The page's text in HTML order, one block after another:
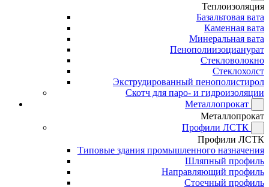
Теплоизоляция
Базальтовая вата
Каменная вата
Минеральная вата
Пенополиизоцианурат
Стекловолокно
Стеклохолст
Экструдированный пенополистирол
Скотч для паро- и гидроизоляции
Металлопрокат
Металлопрокат
Профили ЛСТК
Профили ЛСТК
Типовые здания промышленного назначения
Шляпный профиль
Направляющий профиль
Стоечный профиль